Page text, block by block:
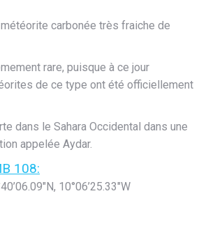
carbonée très fraiche de
rare, puisque à ce jour
de ce type ont été officiellement
dans le Sahara Occidental dans une
appelée Aydar.
108:
10°06’25.33″W